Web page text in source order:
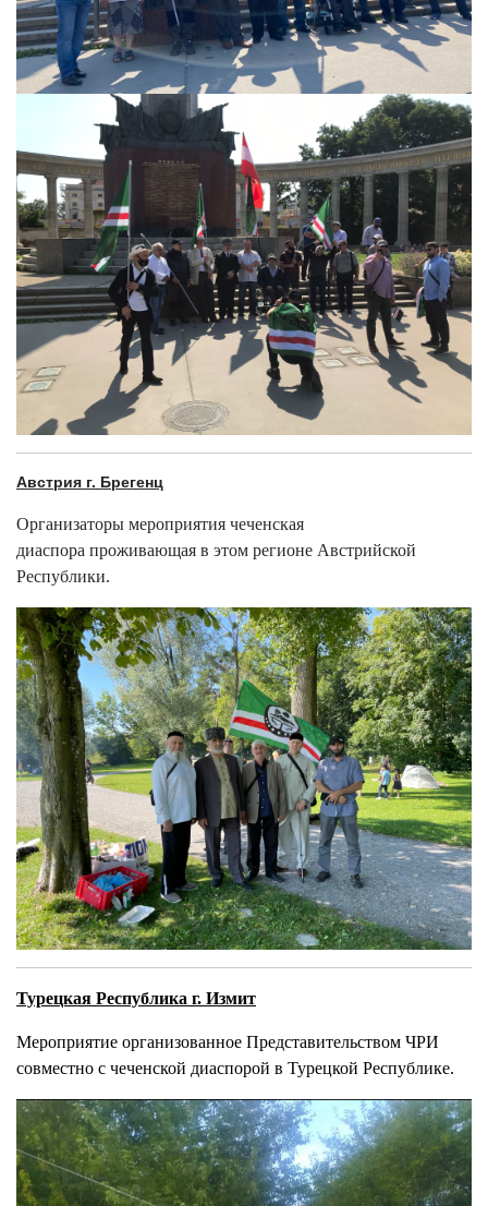
Австрия г. Брегенц
Организаторы мероприятия чеченская
диаспора проживающая в этом регионе Австрийской
Республики.
Турецкая Республика г. Измит
Мероприятие организованное Представительством ЧРИ
совместно с чеченской диаспорой в Турецкой Республике.